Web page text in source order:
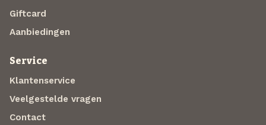
Giftcard
Aanbiedingen
Service
Klantenservice
Veelgestelde vragen
Contact